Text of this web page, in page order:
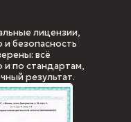
лицензии,
безопасность
всё
и по стандартам,
результат.